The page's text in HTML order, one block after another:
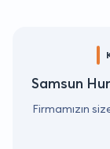
Samsun
Firmamızın